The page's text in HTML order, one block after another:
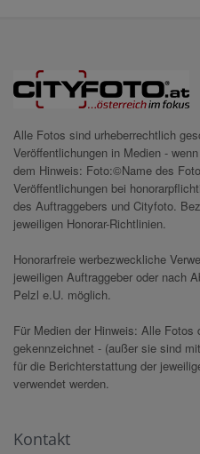
Alle Fotos sind urheberrechtlich
Veröffentlichungen in Medien -
dem Hinweis: Foto:©Name des
Veröffentlichungen bei
des Auftraggebers und Cityfoto.
jeweiligen Honorar-Richtlinien.
Honorarfreie werbezweckliche
jeweiligen Auftraggeber oder nach
Pelzl e.U. möglich.
Für Medien der Hinweis: Alle Fotos
gekennzeichnet - (außer sie sind
für die Berichterstattung der
verwendet werden.
Kontakt